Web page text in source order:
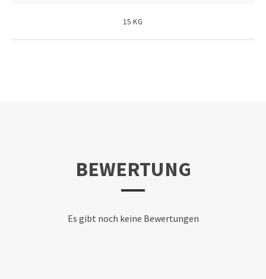
15 KG
BEWERTUNG
Es gibt noch keine Bewertungen